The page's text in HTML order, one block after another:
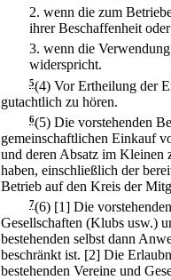
2. wenn die zum
ihrer Beschaffenheit
3. wenn die
widerspricht.
5(4) Vor Ertheilung der
gutachtlich zu hören.
6(5) Die vorstehenden
gemeinschaftlichen Einkauf
und deren Absatz im Kleinen
haben, einschließlich der
Betrieb auf den Kreis der
7(6) [1] Die
Gesellschaften (Klubs usw.)
bestehenden selbst dann
beschränkt ist. [2] Die
bestehenden Vereine und